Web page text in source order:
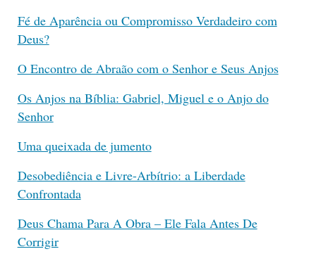
Fé de Aparência ou Compromisso Verdadeiro com
Deus?
O Encontro de Abraão com o Senhor e Seus Anjos
Os Anjos na Bíblia: Gabriel, Miguel e o Anjo do
Senhor
Uma queixada de jumento
Desobediência e Livre-Arbítrio: a Liberdade
Confrontada
Deus Chama Para A Obra – Ele Fala Antes De
Corrigir